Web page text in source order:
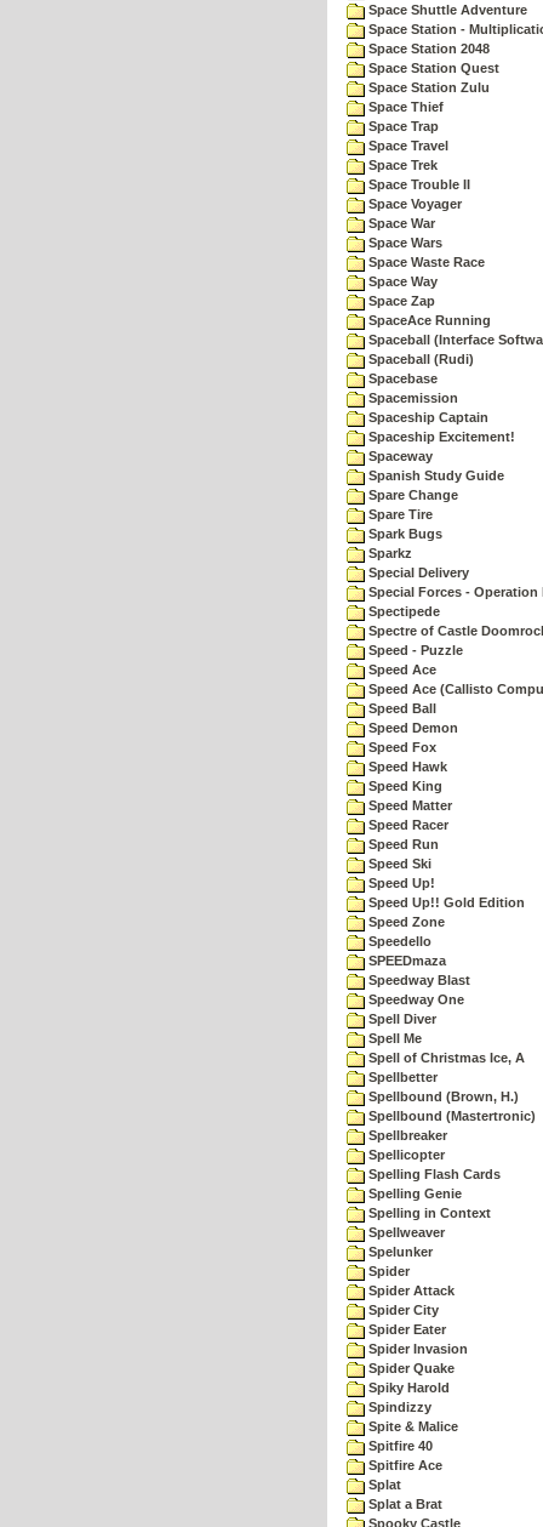
Space Shuttle Adventure
Space Station -
Space Station 2048
Space Station Quest
Space Station Zulu
Space Thief
Space Trap
Space Travel
Space Trek
Space Trouble II
Space Voyager
Space War
Space Wars
Space Waste Race
Space Way
Space Zap
SpaceAce Running
Spaceball (Interface
Spaceball (Rudi)
Spacebase
Spacemission
Spaceship Captain
Spaceship Excitement!
Spaceway
Spanish Study Guide
Spare Change
Spare Tire
Spark Bugs
Sparkz
Special Delivery
Special Forces - Operation
Spectipede
Spectre of Castle
Speed - Puzzle
Speed Ace
Speed Ace (Callisto
Speed Ball
Speed Demon
Speed Fox
Speed Hawk
Speed King
Speed Matter
Speed Racer
Speed Run
Speed Ski
Speed Up!
Speed Up!! Gold Edition
Speed Zone
Speedello
SPEEDmaza
Speedway Blast
Speedway One
Spell Diver
Spell Me
Spell of Christmas Ice, A
Spellbetter
Spellbound (Brown, H.)
Spellbound (Mastertronic)
Spellbreaker
Spellicopter
Spelling Flash Cards
Spelling Genie
Spelling in Context
Spellweaver
Spelunker
Spider
Spider Attack
Spider City
Spider Eater
Spider Invasion
Spider Quake
Spiky Harold
Spindizzy
Spite & Malice
Spitfire 40
Spitfire Ace
Splat
Splat a Brat
Spooky Castle